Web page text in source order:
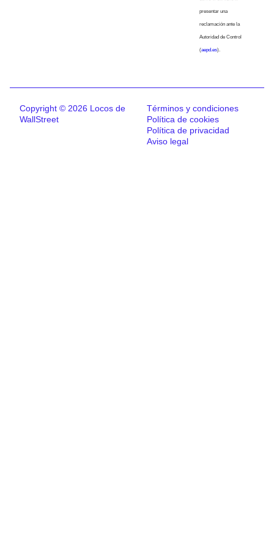
presentar una
reclamación ante la
Autoridad de Control
(aepd.es).
Copyright © 2026 Locos de
WallStreet
Términos y condiciones
Política de cookies
Política de privacidad
Aviso legal